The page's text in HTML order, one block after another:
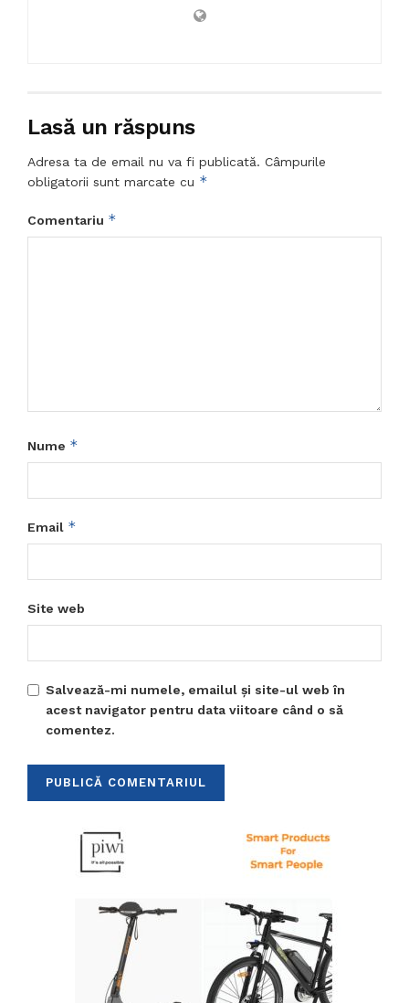
Lasă un răspuns
Adresa ta de email nu va fi publicată. Câmpurile
obligatorii sunt marcate cu *
Comentariu *
Nume *
Email *
Site web
Salvează-mi numele, emailul și site-ul web în
acest navigator pentru data viitoare când o să
comentez.